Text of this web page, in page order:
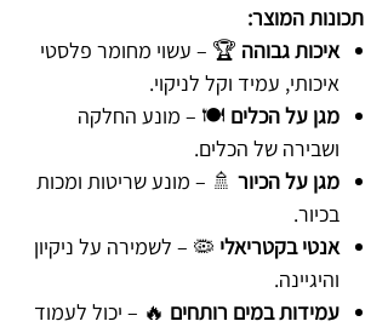
תכונות המוצר:
איכות גבוהה 🏆 – עשוי מחומר פלסטי
איכותי, עמיד וקל לניקוי.
מגן על הכלים 🍽️ – מונע החלקה
ושבירה של הכלים.
מגן על הכיור 🚿 – מונע שריטות ומכות
בכיור.
אנטי בקטריאלי 🦠 – לשמירה על ניקיון
והיגיינה.
עמידות במים רותחים 🔥 – יכול לעמוד